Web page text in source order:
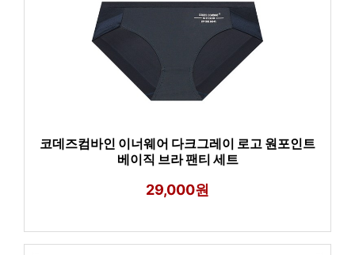
코데즈컴바인 이너웨어 다크그레이 로고 원포인트
베이직 브라 팬티 세트
29,000원